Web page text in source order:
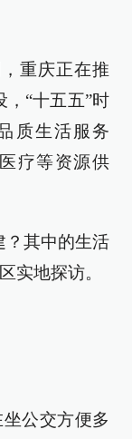
重庆正在推
，“十五五”时
质生活服务
疗等资源供
？其中的生活
实地探访。
公交方便多